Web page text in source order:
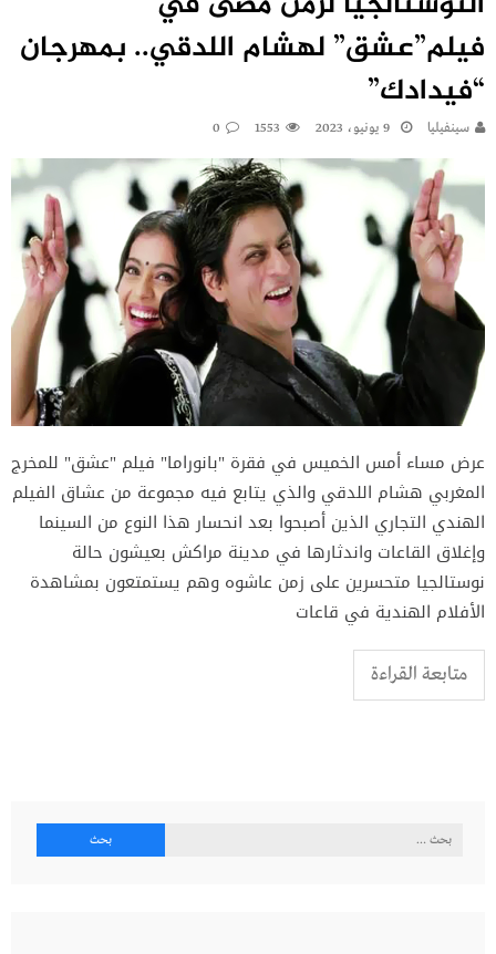
فيلم”عشق” لهشام اللدقي.. بمهرجان
“فيدادك”
سينفيليا 9 يونيو، 2023 1553
0
عرض مساء أمس الخميس في فقرة "بانوراما" فيلم "عشق" للمخرج
المغربي هشام اللدقي والذي يتابع فيه مجموعة من عشاق الفيلم
الهندي التجاري الذين أصبحوا بعد انحسار هذا النوع من السينما
وإغلاق القاعات واندثارها في مدينة مراكش بعيشون حالة
نوستالجيا متحسرين على زمن عاشوه وهم يستمتعون بمشاهدة
الأفلام الهندية في قاعات
متابعة القراءة
البحث